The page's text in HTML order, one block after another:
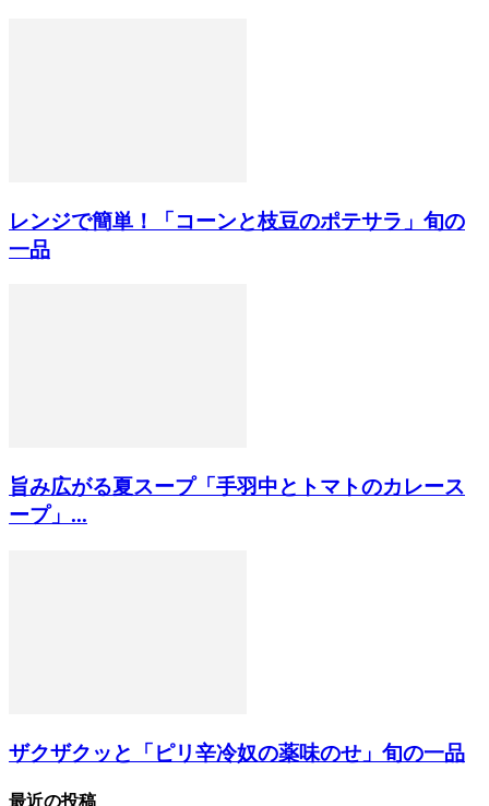
レンジで簡単！「コーンと枝豆のポテサラ」旬の
一品
旨み広がる夏スープ「手羽中とトマトのカレース
ープ」...
ザクザクッと「ピリ辛冷奴の薬味のせ」旬の一品
最近の投稿